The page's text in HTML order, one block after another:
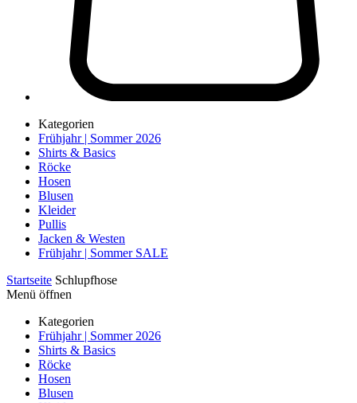
Kategorien
Frühjahr | Sommer 2026
Shirts & Basics
Röcke
Hosen
Blusen
Kleider
Pullis
Jacken & Westen
Frühjahr | Sommer SALE
Startseite Schlupfhose
Menü öffnen
Kategorien
Frühjahr | Sommer 2026
Shirts & Basics
Röcke
Hosen
Blusen